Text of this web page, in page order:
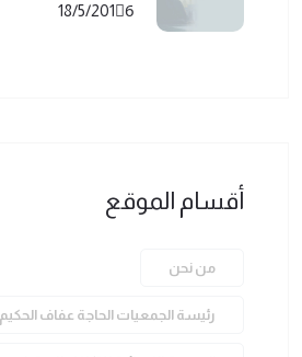
18/5/2016ً
أقسام الموقع
من نحن
رئيسة الجمعيات الحاجة عفاف الحكيم